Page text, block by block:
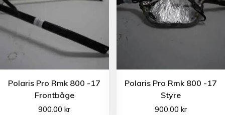
Polaris Pro Rmk 800 -17
Frontbåge
900.00kr
Polaris Pro Rmk 800 -17
Styre
900.00 kr